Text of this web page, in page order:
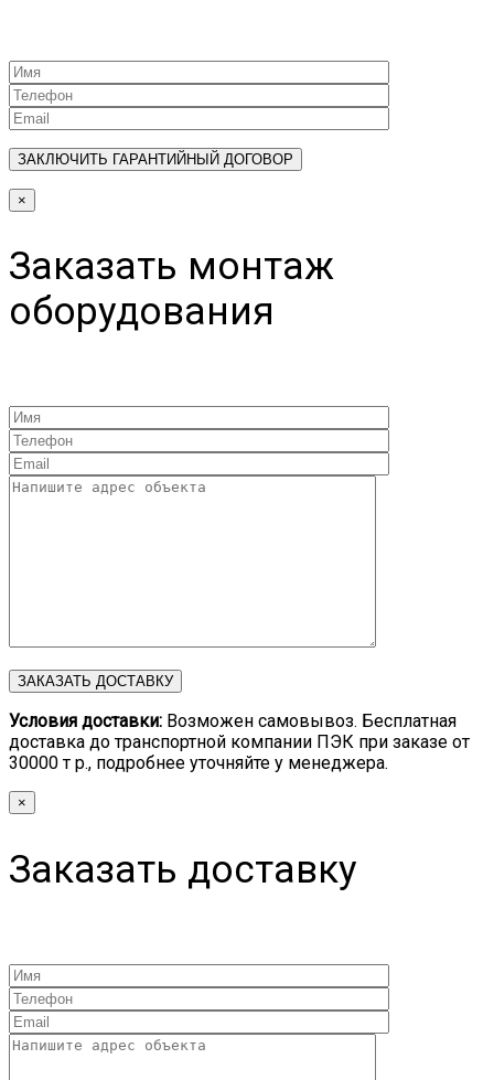
×
Заказать монтаж
оборудования
Условия доставки: Возможен самовывоз. Бесплатная
доставка до транспортной компании ПЭК при заказе от
30000 т р., подробнее уточняйте у менеджера.
×
Заказать доставку